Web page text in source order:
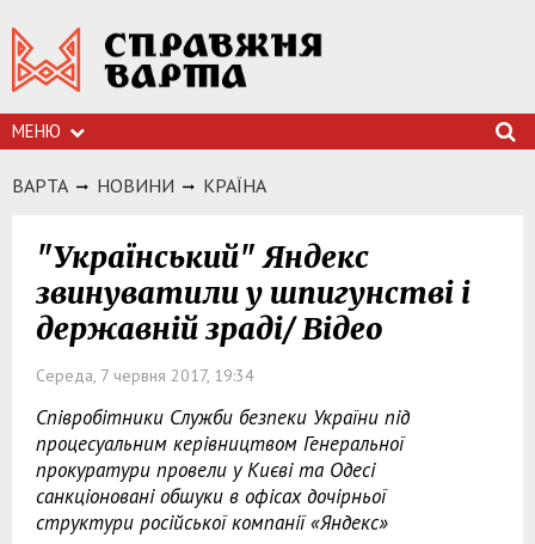
МЕНЮ
ВАРТА НОВИНИ КРАЇНА
"Український" Яндекс
звинуватили у шпигунстві і
державній зраді/ Відео
Середа, 7 червня 2017, 19:34
Співробітники Служби безпеки України під
процесуальним керівництвом Генеральної
прокуратури провели у Києві та Одесі
санкціоновані обшуки в офісах дочірньої
структури російської компанії «Яндекс»